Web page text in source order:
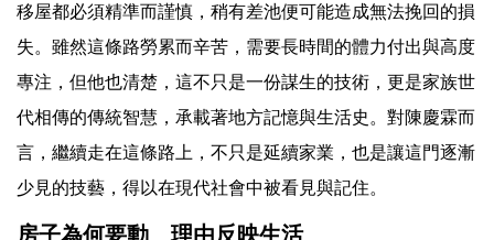
移屋都必須精準而謹慎，稍有差池便可能造成無法挽回的損
失。雖然這條路勞累而辛苦，需要長時間的體力付出與高度
專注，但他也清楚，這不只是一份謀生的技術，更是家族世
代相傳的傳統智慧，承載著地方記憶與生活史。對陳慶霖而
言，繼續走在這條路上，不只是延續家業，也是讓這門逐漸
少見的技藝，得以在現代社會中被看見與記住。
房子為何要動 理由反映生活